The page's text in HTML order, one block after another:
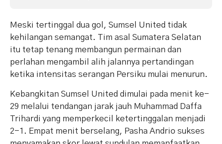
Meski tertinggal dua gol, Sumsel United tidak
kehilangan semangat. Tim asal Sumatera Selatan
itu tetap tenang membangun permainan dan
perlahan mengambil alih jalannya pertandingan
ketika intensitas serangan Persiku mulai menurun.
Kebangkitan Sumsel United dimulai pada menit ke-
29 melalui tendangan jarak jauh Muhammad Daffa
Trihardi yang memperkecil ketertinggalan menjadi
2-1. Empat menit berselang, Pasha Andrio sukses